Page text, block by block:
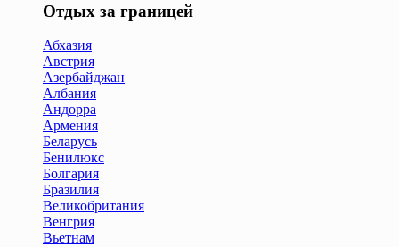
Отдых за границей
Абхазия
Австрия
Азербайджан
Албания
Андорра
Армения
Беларусь
Бенилюкс
Болгария
Бразилия
Великобритания
Венгрия
Вьетнам